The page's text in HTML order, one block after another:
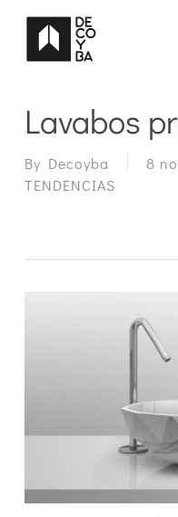
Lavabos
By Decoyba 8
TENDENCIAS